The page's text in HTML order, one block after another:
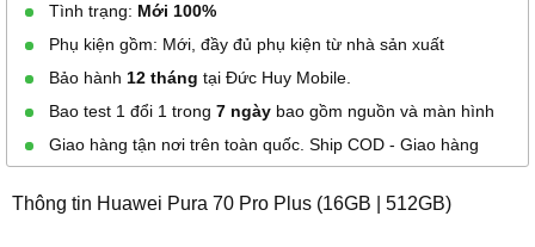
Thưởng Nguyễn
Nguyen tuan dat 078915xxxx 21:56 08/07/2026
Tony 090104xxxx 21:00 08/07/2026
Tony 090104xxxx 21:00 08/07/2026
Tony 090104xxxx 21:00 08/07/2026
Tình trạng: Mới 100%
Phụ kiện gồm: Mới, đầy đủ phụ kiện từ nhà sản xuất
Bảo hành 12 tháng tại Đức Huy Mobile.
Bao test 1 đổi 1 trong 7 ngày bao gồm nguồn và màn hình
Giao hàng tận nơi trên toàn quốc. Ship COD - Giao hàng
Thông tin Huawei Pura 70 Pro Plus (16GB | 512GB)